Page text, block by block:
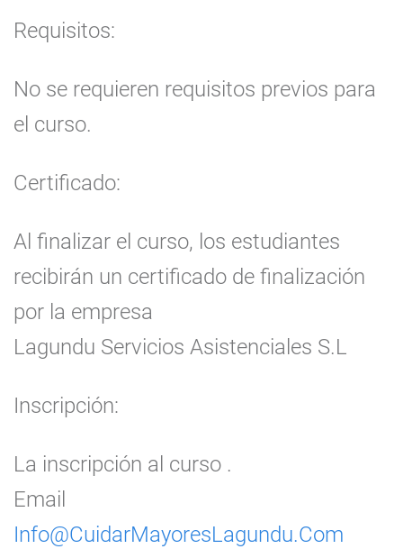
Requisitos:
No se requieren requisitos previos para
el curso.
Certificado:
Al finalizar el curso, los estudiantes
recibirán un certificado de finalización
por la empresa
Lagundu Servicios Asistenciales S.L
Inscripción:
La inscripción al curso .
Email
Info@CuidarMayoresLagundu.Com